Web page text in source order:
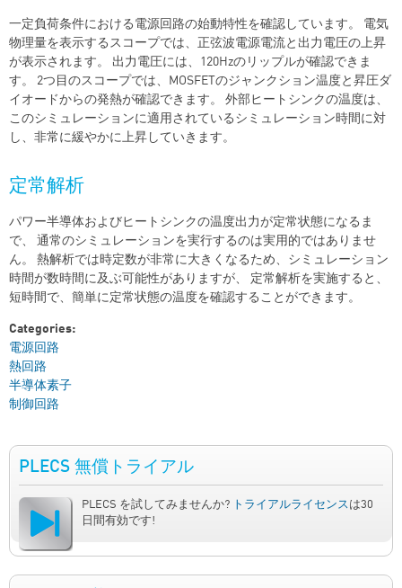
一定負荷条件における電源回路の始動特性を確認しています。 電気
物理量を表示するスコープでは、正弦波電源電流と出力電圧の上昇
が表示されます。 出力電圧には、120Hzのリップルが確認できま
す。 2つ目のスコープでは、MOSFETのジャンクション温度と昇圧ダ
イオードからの発熱が確認できます。 外部ヒートシンクの温度は、
このシミュレーションに適用されているシミュレーション時間に対
し、非常に緩やかに上昇していきます。
定常解析
パワー半導体およびヒートシンクの温度出力が定常状態になるま
で、 通常のシミュレーションを実行するのは実用的ではありませ
ん。 熱解析では時定数が非常に大きくなるため、シミュレーション
時間が数時間に及ぶ可能性がありますが、 定常解析を実施すると、
短時間で、簡単に定常状態の温度を確認することができます。
Categories:
電源回路
熱回路
半導体素子
制御回路
PLECS 無償トライアル
PLECS を試してみませんか? トライアルライセンスは30
日間有効です!